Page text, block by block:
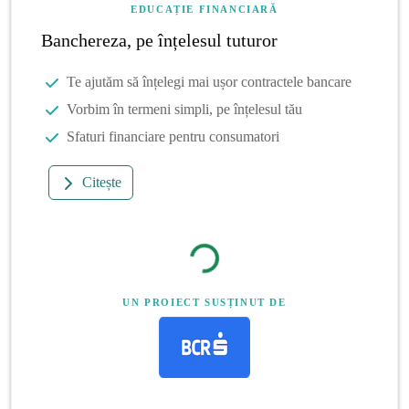
EDUCAȚIE FINANCIARĂ
Banchereza, pe înțelesul tuturor
Te ajutăm să înțelegi mai ușor contractele bancare
Vorbim în termeni simpli, pe înțelesul tău
Sfaturi financiare pentru consumatori
Citește
UN PROIECT SUSȚINUT DE